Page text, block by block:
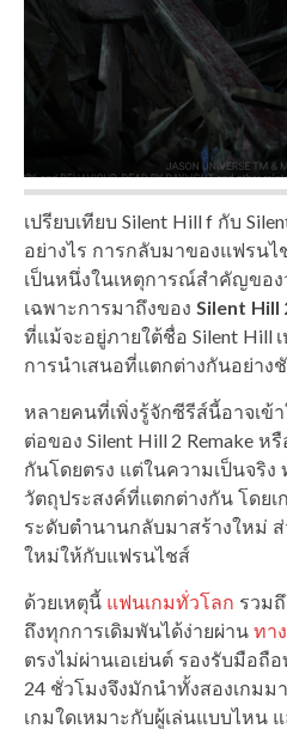
เปรียบเทียบ Silent Hill f กับ
อย่างไร การกลับมาของแฟรน
เป็นหนึ่งในเหตุการณ์สำคัญของ
เฉพาะการมาถึงของ Silent Hill
ที่แม้จะอยู่ภายใต้ชื่อ Silent Hill
การนำเสนอที่แตกต่างกันอย่าง
หลายคนที่เพิ่งรู้จักซีรีส์นี้อาจเข้
ต่อของ Silent Hill 2 Remake ห
กันโดยตรง แต่ในความเป็นจริง
วัตถุประสงค์ที่แตกต่างกัน โดย
ระดับตำนานกลับมาสร้างใหม่
ใหม่ให้กับแฟรนไชส์
ด้วยเหตุนี้ แฟนเกมทั่วโลก รวม
ถึงทุกการเดิมพันได้ง่ายผ่าน ทา
ตรงไม่ผ่านเอเย่นต์ รองรับมือถื
24 ชั่วโมงจึงมักนำทั้งสองเกมม
เกมใดเหมาะกับผู้เล่นแบบไหน